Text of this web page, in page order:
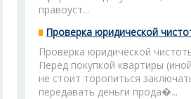
правоуст...
Проверка юридической
Проверка юридической
Перед покупкой квартиры
не стоит торопиться
передавать деньги прода�...